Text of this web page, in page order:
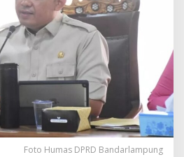
Foto Humas DPRD Bandarlampung